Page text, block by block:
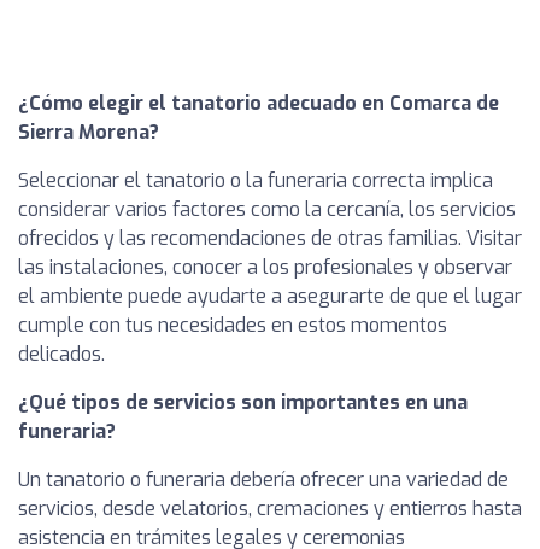
¿Cómo elegir el tanatorio adecuado en Comarca de
Sierra Morena?
Seleccionar el tanatorio o la funeraria correcta implica
considerar varios factores como la cercanía, los servicios
ofrecidos y las recomendaciones de otras familias. Visitar
las instalaciones, conocer a los profesionales y observar
el ambiente puede ayudarte a asegurarte de que el lugar
cumple con tus necesidades en estos momentos
delicados.
¿Qué tipos de servicios son importantes en una
funeraria?
Un tanatorio o funeraria debería ofrecer una variedad de
servicios, desde velatorios, cremaciones y entierros hasta
asistencia en trámites legales y ceremonias